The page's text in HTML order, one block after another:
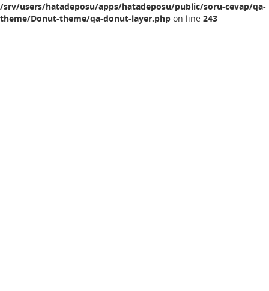
/srv/users/hatadeposu/apps/hatadeposu/public/soru-cevap/qa-
theme/Donut-theme/qa-donut-layer.php on line 243